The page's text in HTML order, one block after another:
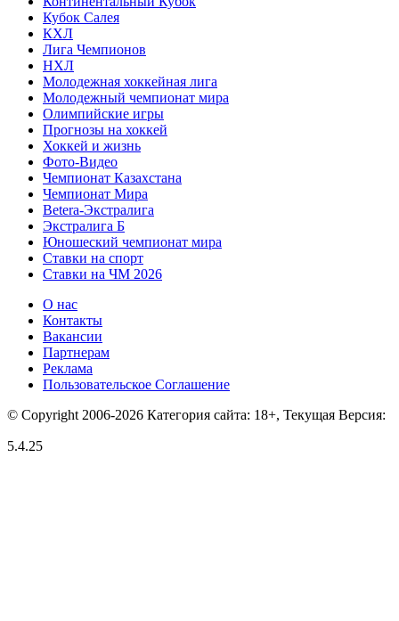
Кубок Салея
КХЛ
Лига Чемпионов
НХЛ
Молодежная хоккейная лига
Молодежный чемпионат мира
Олимпийские игры
Прогнозы на хоккей
Хоккей и жизнь
Фото-Видео
Чемпионат Казахстана
Чемпионат Мира
Betera-Экстралига
Экстралига Б
Юношеский чемпионат мира
Ставки на спорт
Ставки на ЧМ 2026
О нас
Контакты
Вакансии
Партнерам
Реклама
Пользовательское Соглашение
© Copyright 2006-2026 Категория сайта: 18+, Текущая Версия:
5.4.25